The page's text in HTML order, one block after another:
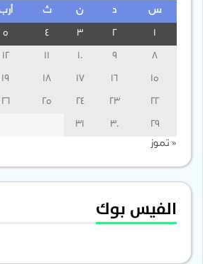
س ن ث أرب
3
15
16
17
18
19
22
23
24
25
26
29
30
31
« تموز
الفيس بوك